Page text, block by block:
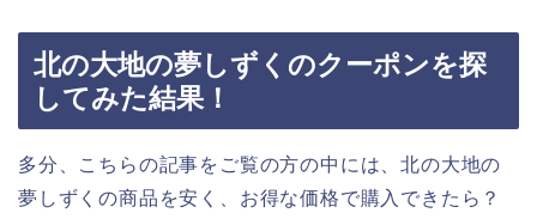
北の大地の夢しずくのクーポンを探
してみた結果！
多分、こちらの記事をご覧の方の中には、北の大地の
夢しずくの商品を安く、お得な価格で購入できたら？